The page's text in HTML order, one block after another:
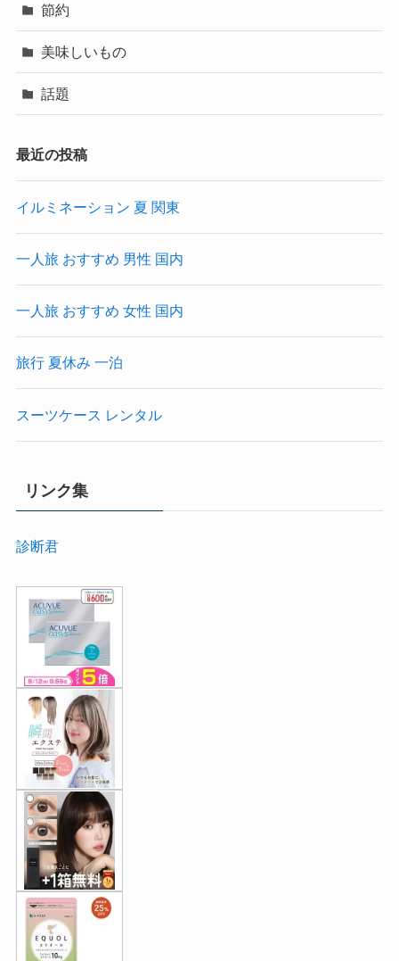
節約
美味しいもの
話題
最近の投稿
イルミネーション 夏 関東
一人旅 おすすめ 男性 国内
一人旅 おすすめ 女性 国内
旅行 夏休み 一泊
スーツケース レンタル
リンク集
診断君